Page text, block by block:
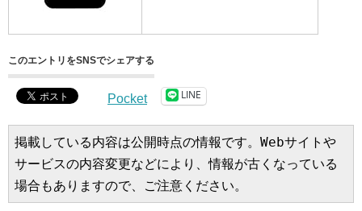
このエントリをSNSでシェアする
Pocket LINE
掲載している内容は公開時点の情報です。Webサイトや
サービスの内容変更などにより、情報が古くなっている
場合もありますので、ご注意ください。